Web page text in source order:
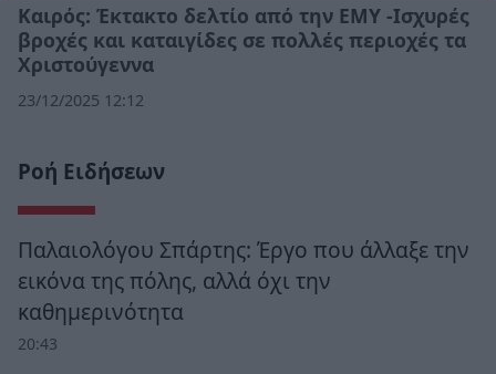
Καιρός: Έκτακτο δελτίο από την ΕΜΥ -Ισχυρές
βροχές και καταιγίδες σε πολλές περιοχές τα
Χριστούγεννα
23/12/2025 12:12
Ροή Ειδήσεων
Παλαιολόγου Σπάρτης: Έργο που άλλαξε την
εικόνα της πόλης, αλλά όχι την
καθημερινότητα
20:43